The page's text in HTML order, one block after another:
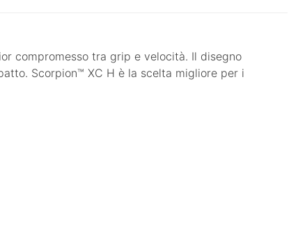
compromesso tra grip e velocità. Il disegno
Scorpion™ XC H è la scelta migliore per i